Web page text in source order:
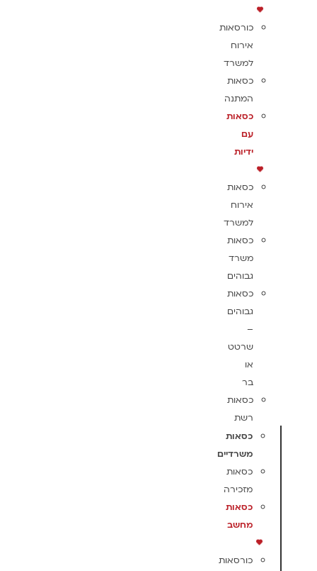
כורסאות
אירוח
למשרד
כסאות
המתנה
כסאות
עם
ידיות
כסאות
אירוח
למשרד
כסאות
משרד
גבוהים
כסאות
גבוהים
–
שרטט
או
בר
כסאות
רשת
כסאות
משרדיים
כסאות
מזכירה
כסאות
מחשב
כורסאות